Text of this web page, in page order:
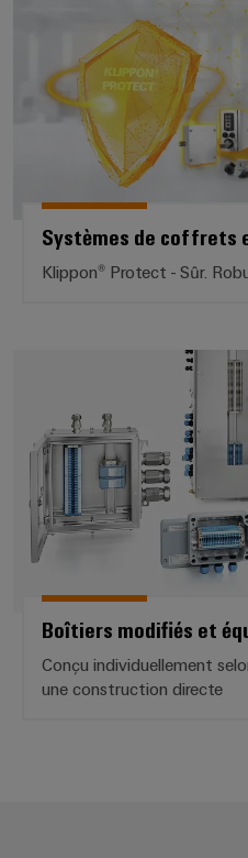
Systèmes de coffrets
Klippon® Protect - Sûr.
Boîtiers modifiés et
Conçu individuellement
une construction directe